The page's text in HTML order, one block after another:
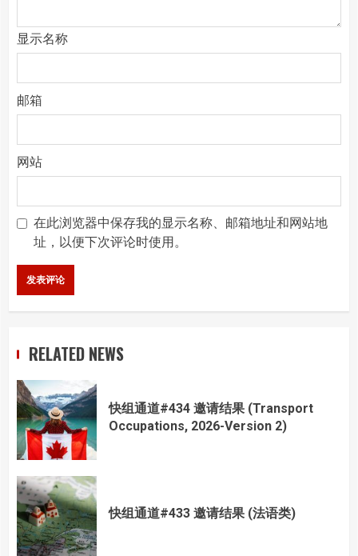
显示名称
邮箱
网站
在此浏览器中保存我的显示名称、邮箱地址和网站地
址，以便下次评论时使用。
RELATED NEWS
快组通道#434 邀请结果 (Transport
Occupations, 2026-Version 2)
快组通道#433 邀请结果 (法语类)